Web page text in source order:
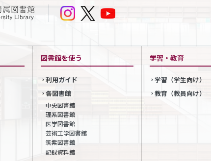
図書館を使う
利用ガイド
各図書館
中央図書館
理系図書館
医学図書館
芸術工学図書館
筑紫図書館
記録資料館
学習・教育
学習（学生向け）
教育（教員向け）